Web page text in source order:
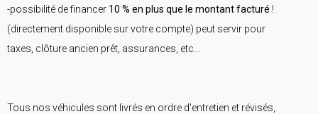
-possibilité de financer 10 % en plus que le montant facturé !
(directement disponible sur votre compte) peut servir pour
taxes, clôture ancien prêt, assurances, etc...
Tous nos véhicules sont livrés en ordre d'entretien et révisés,